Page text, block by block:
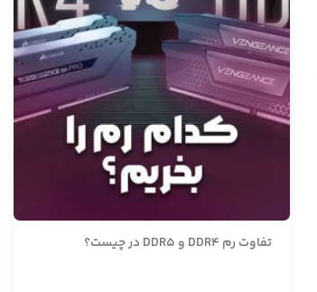
تفاوت رم DDR4 و DDR5 در چیست؟